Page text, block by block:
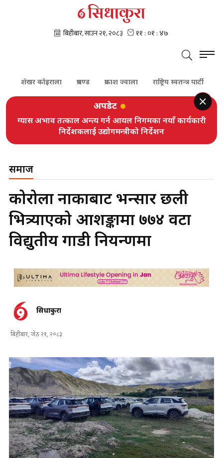
शेखर कोइराला प्रचण्ड प्रकाश ज्वाला राष्ट्रिय स्वतन्त्र पार्टी
अपडेट
ग्यास अभाव तत्काल अन्त्य गर्न आयल निगमका नयाँ कार्यकारी
निर्देशकलाई उद्योगमन्त्रीको निर्देशन
समाज
कोरोला नाकाबाट भन्सार छली
भित्र्याएको आशङ्कामा ७७४ वटा
विद्युतीय गाडी नियन्त्रणमा
सिधाकुरा
बिहीबार, जेठ २१, २०८३